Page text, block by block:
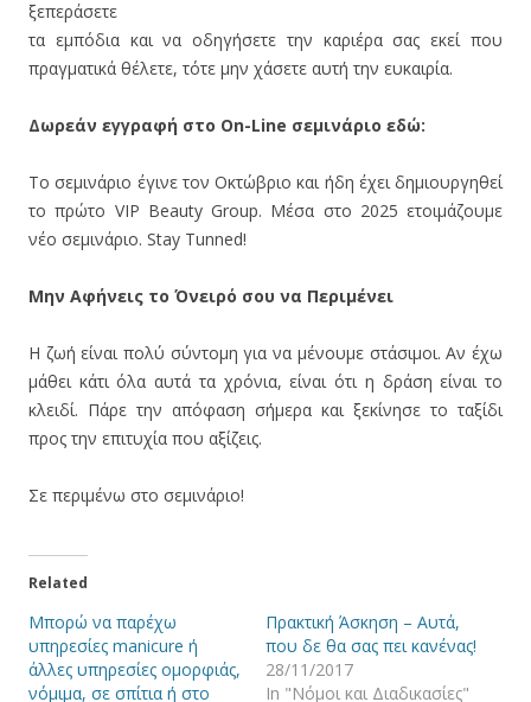
ξεπεράσετε
τα εμπόδια και να οδηγήσετε την καριέρα σας εκεί που
πραγματικά θέλετε, τότε μην χάσετε αυτή την ευκαιρία.
Δωρεάν εγγραφή στο On-Line σεμινάριο εδώ:
Το σεμινάριο έγινε τον Οκτώβριο και ήδη έχει δημιουργηθεί
το πρώτο VIP Beauty Group. Μέσα στο 2025 ετοιμάζουμε
νέο σεμινάριο. Stay Tunned!
Μην Αφήνεις το Όνειρό σου να Περιμένει
Η ζωή είναι πολύ σύντομη για να μένουμε στάσιμοι. Αν έχω
μάθει κάτι όλα αυτά τα χρόνια, είναι ότι η δράση είναι το
κλειδί. Πάρε την απόφαση σήμερα και ξεκίνησε το ταξίδι
προς την επιτυχία που αξίζεις.
Σε περιμένω στο σεμινάριο!
Related
Μπορώ να παρέχω
υπηρεσίες manicure ή
άλλες υπηρεσίες ομορφιάς,
νόμιμα, σε σπίτια ή στο
Πρακτική Άσκηση – Αυτά,
που δε θα σας πει κανένας!
28/11/2017
In "Νόμοι και Διαδικασίες"